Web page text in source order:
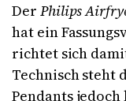
Der Philips
hat ein
richtet sich
Technisch steht
Pendants